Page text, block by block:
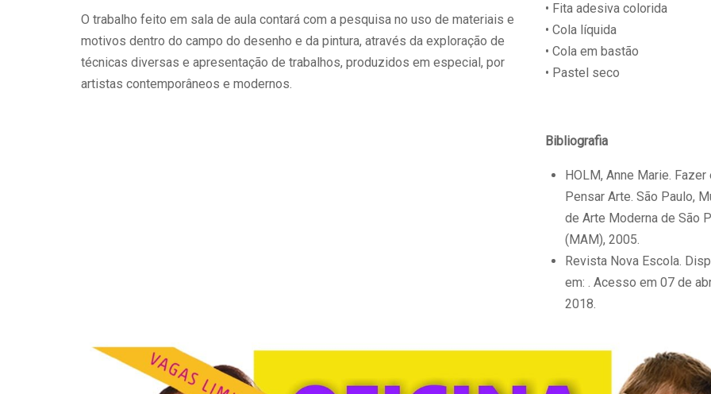
O trabalho feito em sala de aula contará com a pesquisa no uso de materiais e
motivos dentro do campo do desenho e da pintura, através da exploração de
técnicas diversas e apresentação de trabalhos, produzidos em especial, por
artistas contemporâneos e modernos.
• Fita adesiva colorida
• Cola líquida
• Cola em bastão
• Pastel seco
Bibliografia
HOLM, Anne Marie. Fazer
Pensar Arte. São Paulo,
de Arte Moderna de São
(MAM), 2005.
Revista Nova Escola.
em: . Acesso em 07 de
2018.